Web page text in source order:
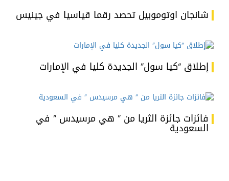
شانجان اوتوموبيل تحصد رقما قياسيا في جينيس
إطلاق “كيا سول” الجديدة كليا في الإمارات
فائزات جائزة الثريا من ” هي مرسيدس ” في
السعودية